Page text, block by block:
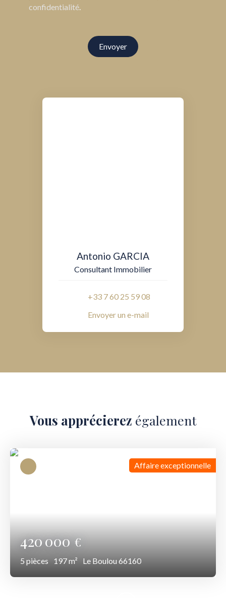
confidentialité.
Envoyer
Antonio GARCIA
Consultant Immobilier
+33 7 60 25 59 08
Envoyer un e-mail
Vous apprécierez également
420 000€
5 pièces 197m² Le Boulou 66160
Affaire exceptionnelle